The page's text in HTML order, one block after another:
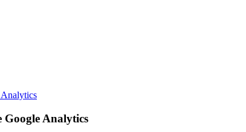
Google Analytics